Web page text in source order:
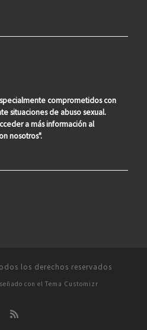
comprometidos con
situaciones de abuso sexual.
a más información al
nosotros".
los derechos reservados
con el Tema Customizr